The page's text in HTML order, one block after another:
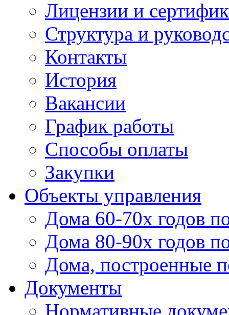
Лицензии и
Структура и
Контакты
История
Вакансии
График работы
Способы оплаты
Закупки
Объекты управления
Дома 60-70х годов
Дома 80-90х годов
Дома, построенные
Документы
Нормативные